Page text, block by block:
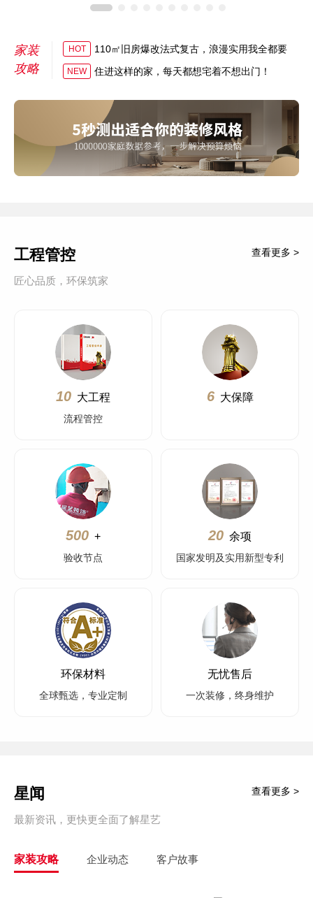
家装
攻略
HOT 110㎡旧房爆改法式复古，浪漫实用我全都要
NEW 住进这样的家，每天都想宅着不想出门！
工程管控
匠心品质，环保筑家
查看更多 >
10 大工程
流程管控
6 大保障
500 +
验收节点
20 余项
国家发明及实用新型专利
环保材料
全球甄选，专业定制
无忧售后
一次装修，终身维护
星闻
最新资讯，更快更全面了解星艺
查看更多 >
家装攻略 企业动态 客户故事